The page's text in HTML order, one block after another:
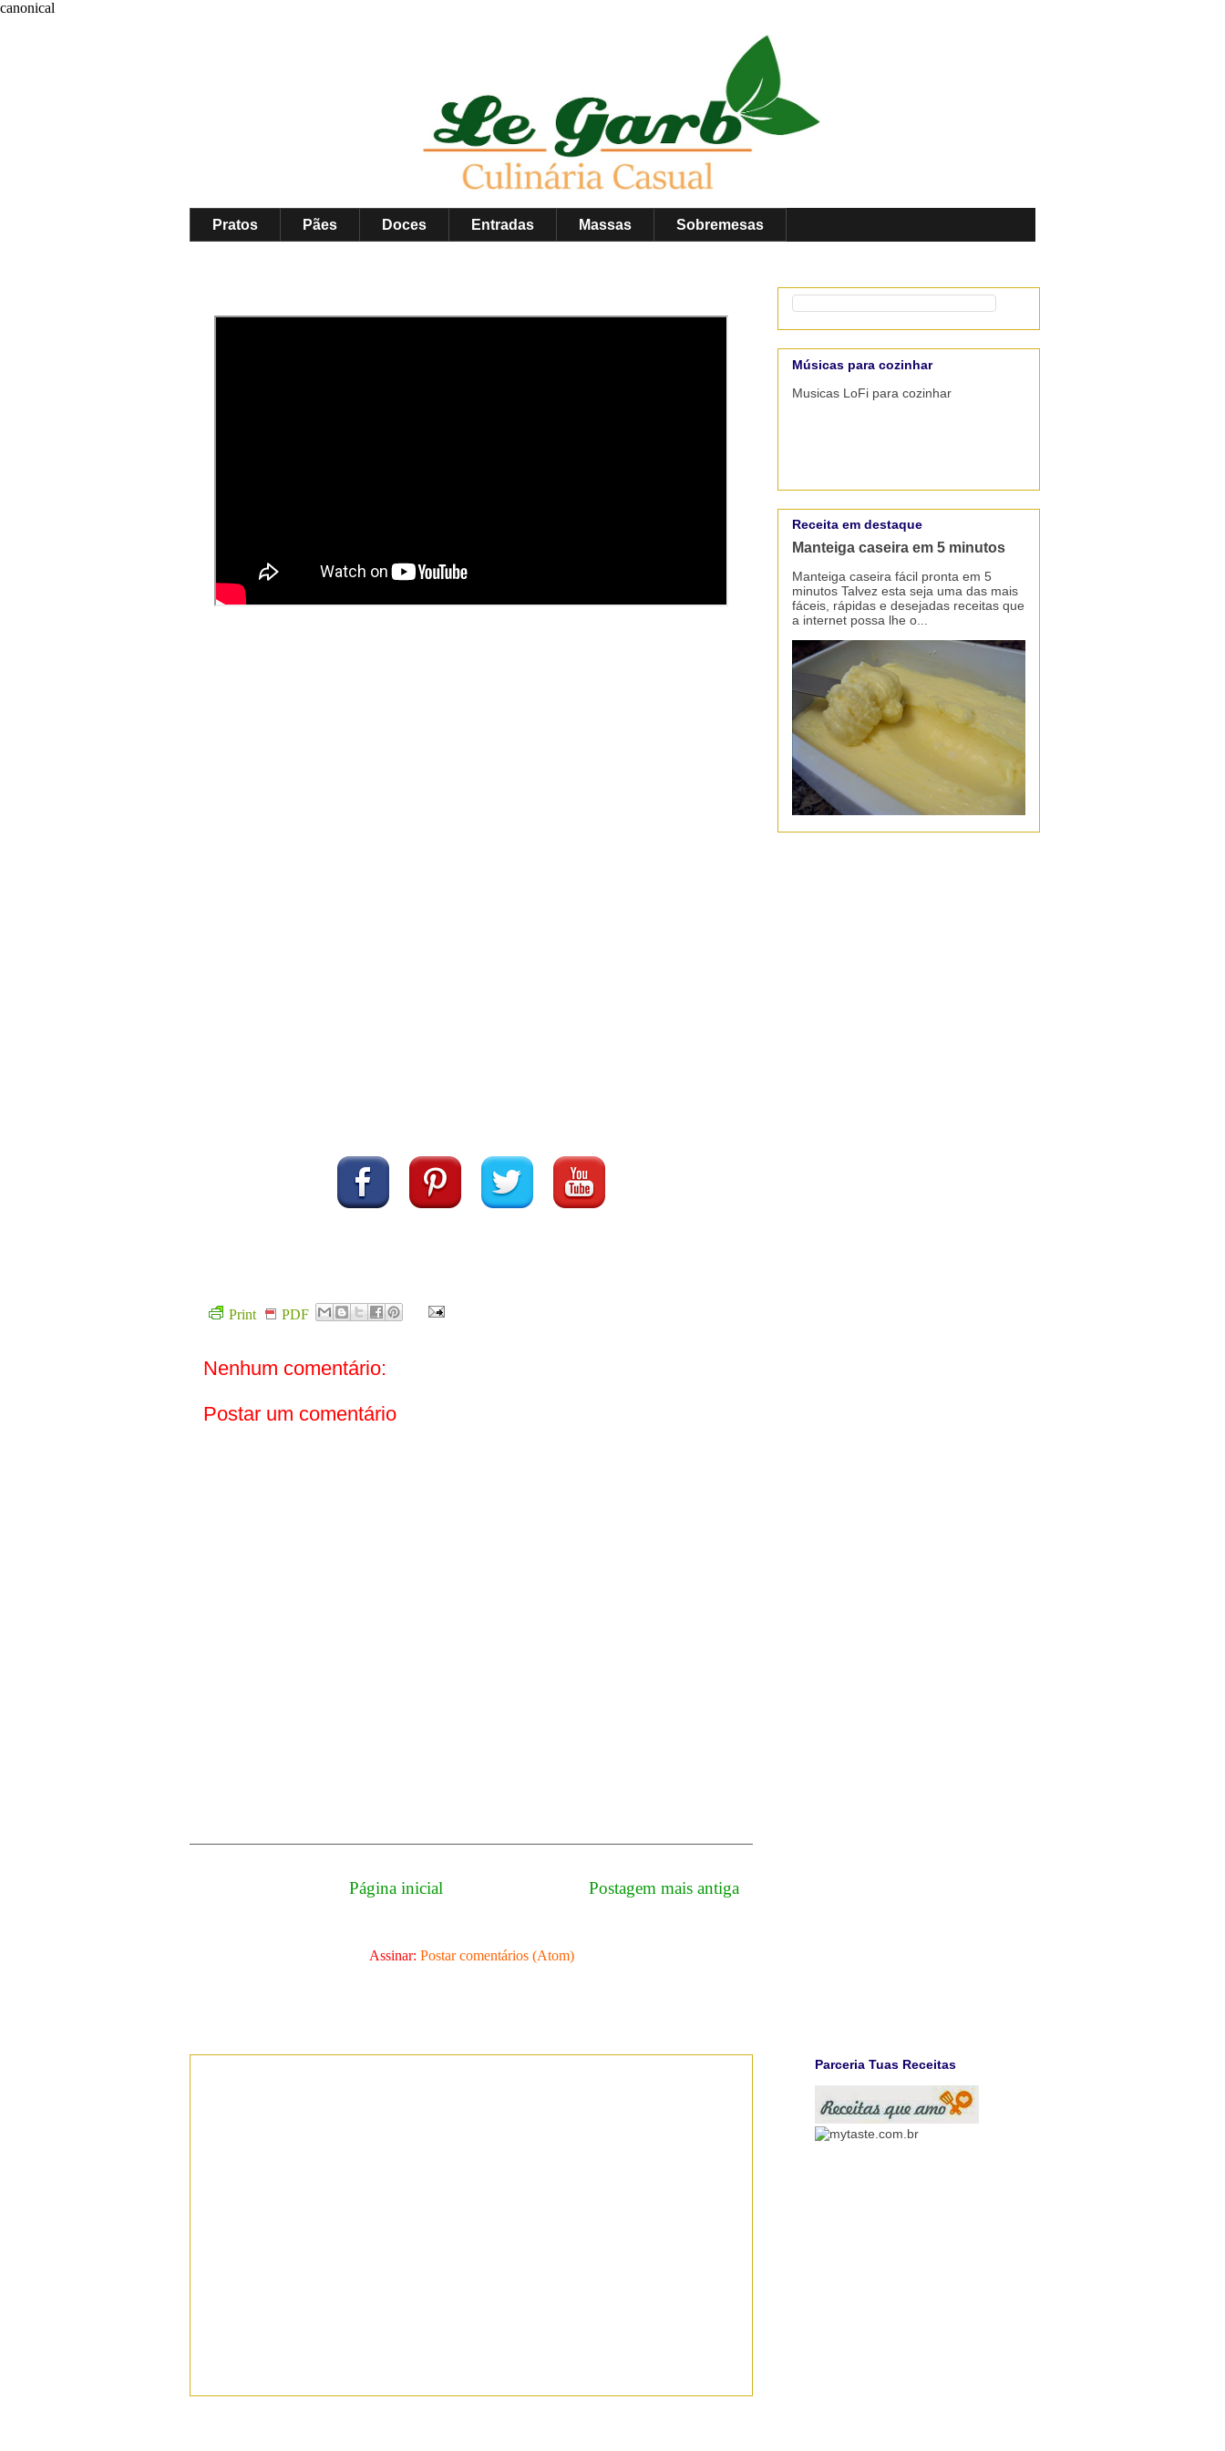
canonical
Pratos Pães Doces Entradas Massas Sobremesas
Print PDF
Nenhum comentário:
Postar um comentário
Postagem mais antiga
Página inicial
Assinar: Postar comentários (Atom)
Músicas para cozinhar
Musicas LoFi para cozinhar
Receita em destaque
Manteiga caseira em 5 minutos
Manteiga caseira fácil pronta em 5
minutos Talvez esta seja uma das mais
fáceis, rápidas e desejadas receitas que
a internet possa lhe o...
Parceria Tuas Receitas